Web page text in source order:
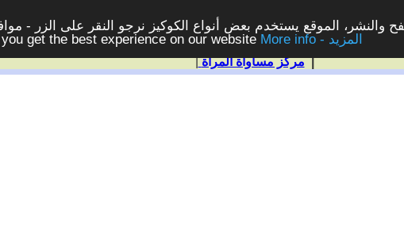
والنشر، الموقع يستخدم بعض أنواع الكوكيز نرجو النقر على الزر -
get the best experience on our website
More info - المزيد
| مركز مساواة المرأة|